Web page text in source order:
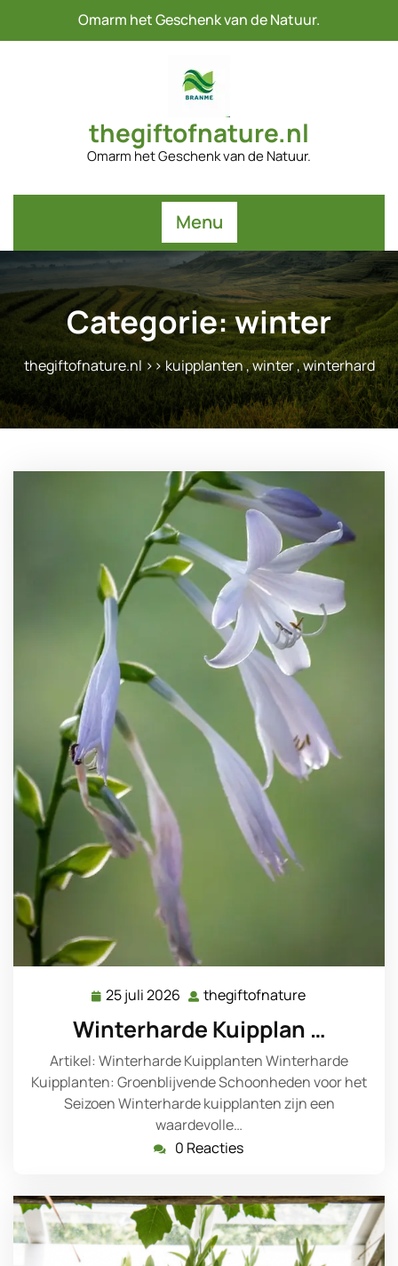
Omarm het Geschenk van de Natuur.
thegiftofnature.nl
Omarm het Geschenk van de Natuur.
Menu
Categorie:winter
thegiftofnature.nl >>kuipplanten,winter,winterhard
25 juli 2026 25
juli
2026
thegiftofnature
Winterharde Kuipplan …
Artikel: Winterharde Kuipplanten Winterharde
Kuipplanten: Groenblijvende Schoonheden voor het
Seizoen Winterharde kuipplanten zijn een
waardevolle…
0 Reacties